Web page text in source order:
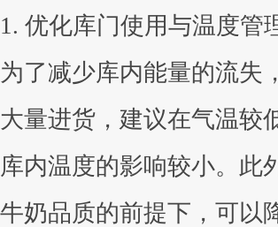
1. 优化库门使用与温度管
为了减少库内能量的流失
大量进货，建议在气温较
库内温度的影响较小。此
牛奶品质的前提下，可以